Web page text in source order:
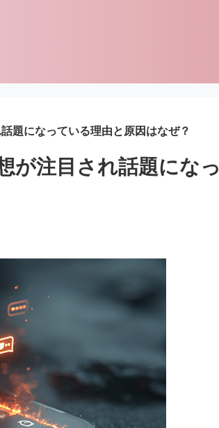
題になっている理由と原因はなぜ？
が注目され話題になっ